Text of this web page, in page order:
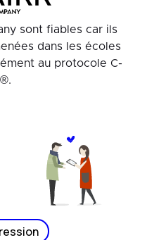
sont fiables car ils
dans les écoles
au protocole C-